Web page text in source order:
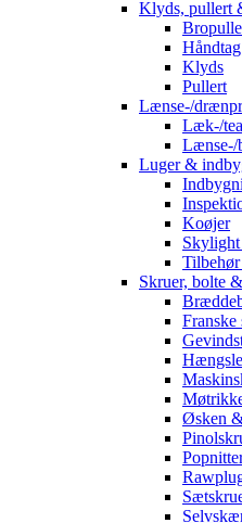
Klyds, pullert
Klyds
Pullert
Lænse-/
Læk-/
Lænse-/
Luger &
Koøjer
Skruer, bolte
Franske
Øsken